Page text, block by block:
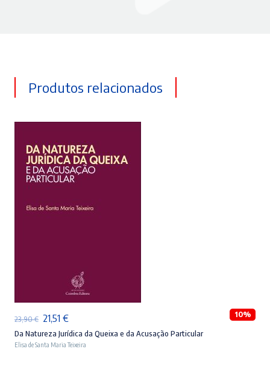
Produtos relacionados
23,90€ O
preço
original
21,51 €O
preço
atual
10%
Da Natureza Jurídica da Queixa e da Acusação Particular
Elisa de Santa Maria Teixeira